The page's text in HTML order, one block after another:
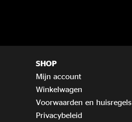
SHOP
Mijn account
Winkelwagen
Voorwaarden en huisregels
Privacybeleid